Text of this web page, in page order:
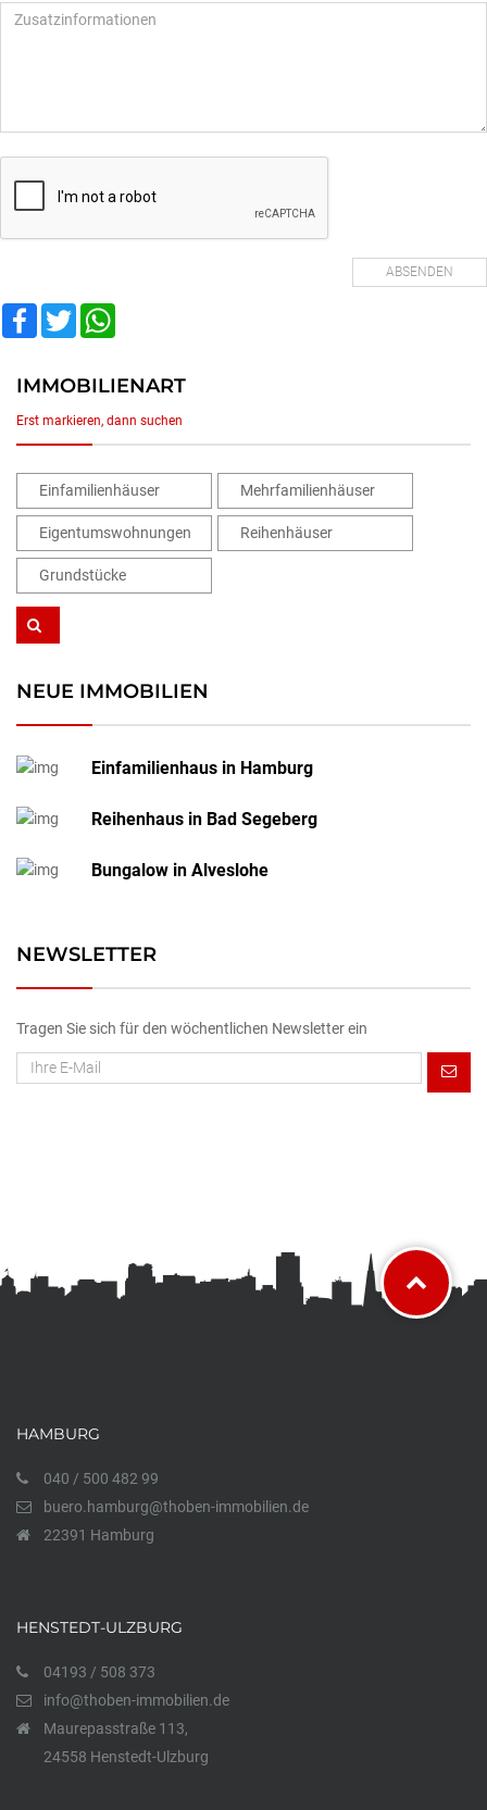
Facebook
Twitter
IMMOBILIENART
Erst markieren, dann suchen
Einfamilienhäuser Mehrfamilienhäuser
Eigentumswohnungen Reihenhäuser
Grundstücke
NEUE IMMOBILIEN
Einfamilienhaus in Hamburg
Reihenhaus in Bad Segeberg
Bungalow in Alveslohe
NEWSLETTER
Tragen Sie sich für den wöchentlichen Newsletter ein
HAMBURG
040 / 500 482 99
buero.hamburg@thoben-immobilien.de
22391 Hamburg
HENSTEDT-ULZBURG
04193 / 508 373
info@thoben-immobilien.de
Maurepasstraße 113,
24558 Henstedt-Ulzburg